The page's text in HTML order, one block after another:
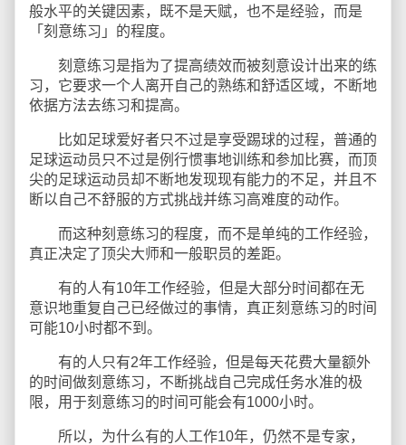
般水平的关键因素，既不是天赋，也不是经验，而是
「刻意练习」的程度。
刻意练习是指为了提高绩效而被刻意设计出来的练
习，它要求一个人离开自己的熟练和舒适区域，不断地
依据方法去练习和提高。
比如足球爱好者只不过是享受踢球的过程，普通的
足球运动员只不过是例行惯事地训练和参加比赛，而顶
尖的足球运动员却不断地发现现有能力的不足，并且不
断以自己不舒服的方式挑战并练习高难度的动作。
而这种刻意练习的程度，而不是单纯的工作经验，
真正决定了顶尖大师和一般职员的差距。
有的人有10年工作经验，但是大部分时间都在无
意识地重复自己已经做过的事情，真正刻意练习的时间
可能10小时都不到。
有的人只有2年工作经验，但是每天花费大量额外
的时间做刻意练习，不断挑战自己完成任务水准的极
限，用于刻意练习的时间可能会有1000小时。
所以，为什么有的人工作10年，仍然不是专家，